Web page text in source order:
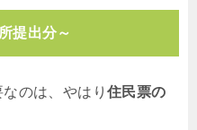
提出分～
のは、やはり 住民票の